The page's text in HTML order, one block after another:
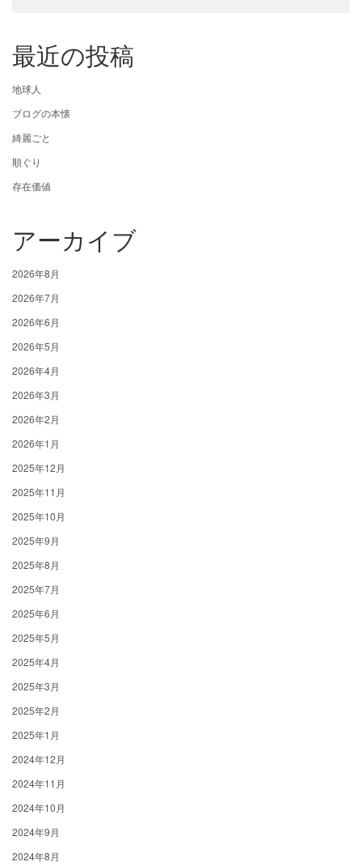
最近の投稿
地球人
ブログの本懐
綺麗ごと
順ぐり
存在価値
アーカイブ
2026年8月
2026年7月
2026年6月
2026年5月
2026年4月
2026年3月
2026年2月
2026年1月
2025年12月
2025年11月
2025年10月
2025年9月
2025年8月
2025年7月
2025年6月
2025年5月
2025年4月
2025年3月
2025年2月
2025年1月
2024年12月
2024年11月
2024年10月
2024年9月
2024年8月